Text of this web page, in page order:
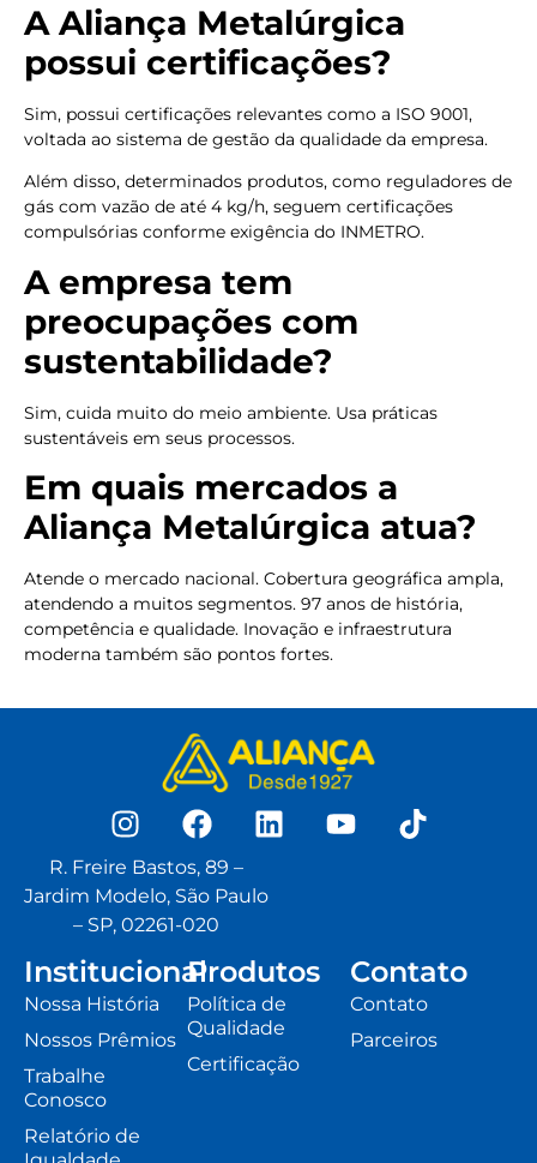
A Aliança Metalúrgica
possui certificações?
Sim, possui certificações relevantes como a ISO 9001,
voltada ao sistema de gestão da qualidade da empresa.
Além disso, determinados produtos, como reguladores de
gás com vazão de até 4 kg/h, seguem certificações
compulsórias conforme exigência do INMETRO.
A empresa tem
preocupações com
sustentabilidade?
Sim, cuida muito do meio ambiente. Usa práticas
sustentáveis em seus processos.
Em quais mercados a
Aliança Metalúrgica atua?
Atende o mercado nacional. Cobertura geográfica ampla,
atendendo a muitos segmentos. 97 anos de história,
competência e qualidade. Inovação e infraestrutura
moderna também são pontos fortes.
R. Freire Bastos, 89 –
Jardim Modelo, São Paulo
– SP, 02261-020
Institucional
Nossa História
Nossos Prêmios
Trabalhe
Conosco
Relatório de
Produtos
Política de
Qualidade
Certificação
Contato
Contato
Parceiros